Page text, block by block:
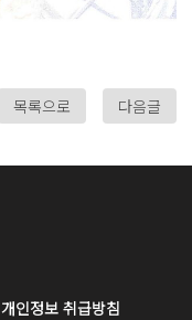
목록으로 다음글
개인정보 취급방침